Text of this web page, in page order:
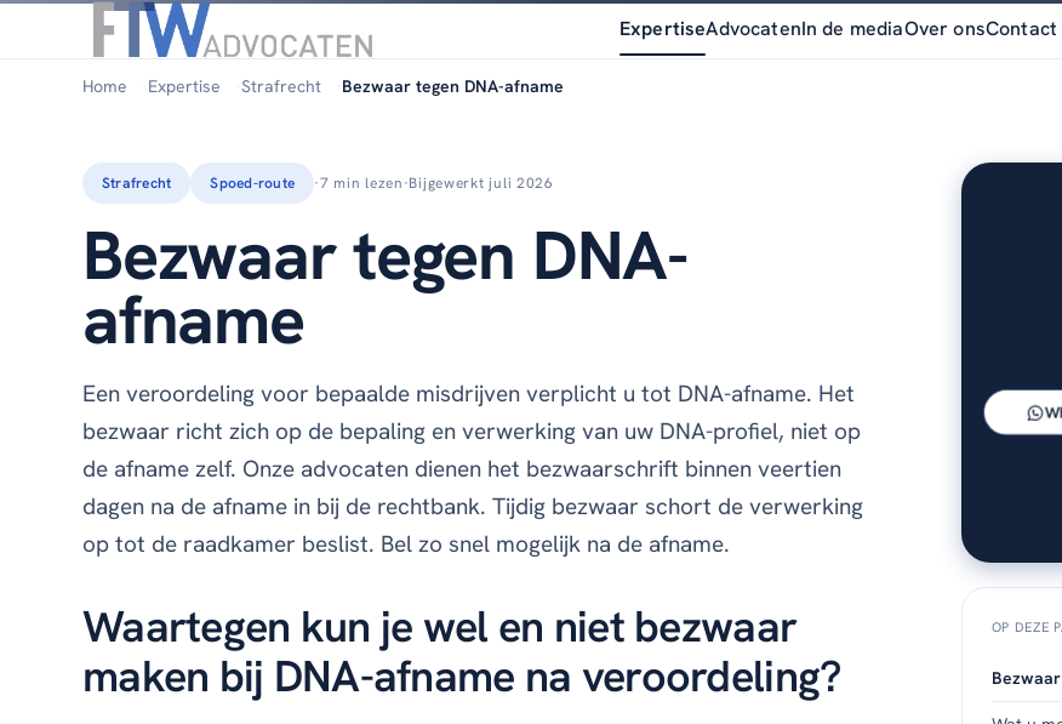
ExpertiseAdvocatenIn de mediaOver onsContact
Home Expertise Strafrecht Bezwaar tegen DNA-afname
Strafrecht Spoed-route ·7 min lezen·Bijgewerkt juli 2026
Bezwaar tegen DNA-
afname
Een veroordeling voor bepaalde misdrijven verplicht u tot DNA-afname. Het
bezwaar richt zich op de bepaling en verwerking van uw DNA-profiel, niet op
de afname zelf. Onze advocaten dienen het bezwaarschrift binnen veertien
dagen na de afname in bij de rechtbank. Tijdig bezwaar schort de verwerking
op tot de raadkamer beslist. Bel zo snel mogelijk na de afname.
Waartegen kun je wel en niet bezwaar
maken bij DNA-afname na veroordeling?
OP DEZE